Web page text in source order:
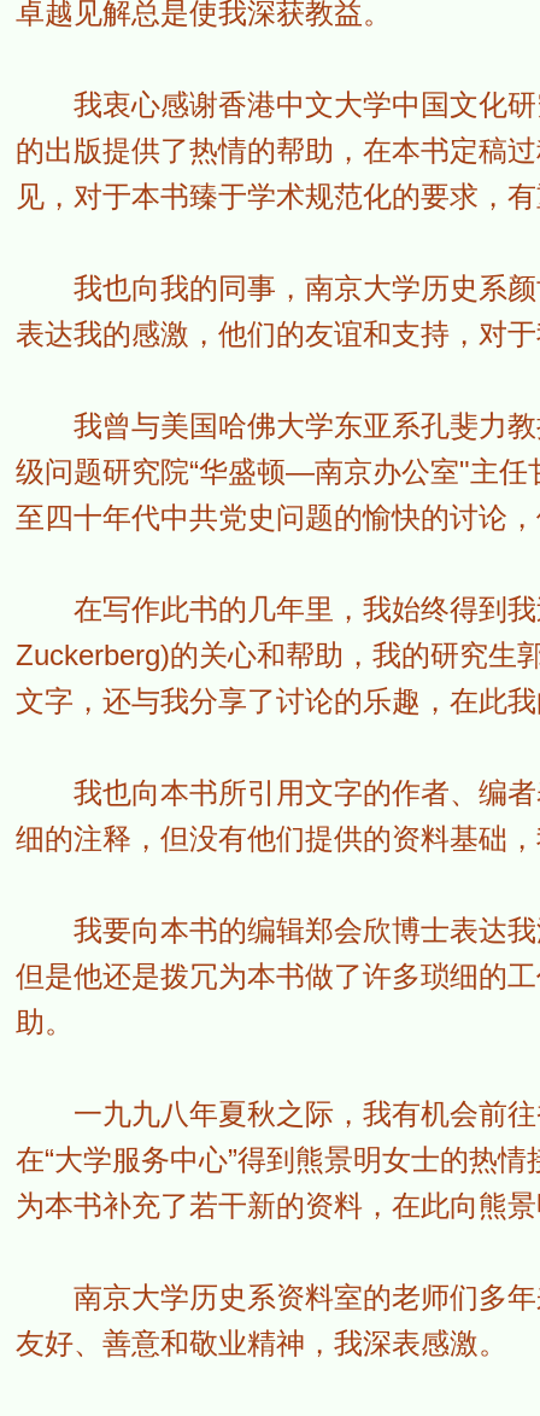
卓越见解总是使我深获教益。
我衷心感谢香港中文大学中国文化研
的出版提供了热情的帮助，在本书定稿
见，对于本书臻于学术规范化的要求，
我也向我的同事，南京大学历史系颜
表达我的感激，他们的友谊和支持，对
我曾与美国哈佛大学东亚系孔斐力教
级问题研究院“华盛顿—南京办公室"主
至四十年代中共党史问题的愉快的讨论
在写作此书的几年里，我始终得到我
Zuckerberg)的关心和帮助，我的研究生
文字，还与我分享了讨论的乐趣，在此
我也向本书所引用文字的作者、编者
细的注释，但没有他们提供的资料基础
我要向本书的编辑郑会欣博士表达我
但是他还是拨冗为本书做了许多琐细的
助。
一九九八年夏秋之际，我有机会前往
在“大学服务中心”得到熊景明女士的热
为本书补充了若干新的资料，在此向熊
南京大学历史系资料室的老师们多年
友好、善意和敬业精神，我深表感激。